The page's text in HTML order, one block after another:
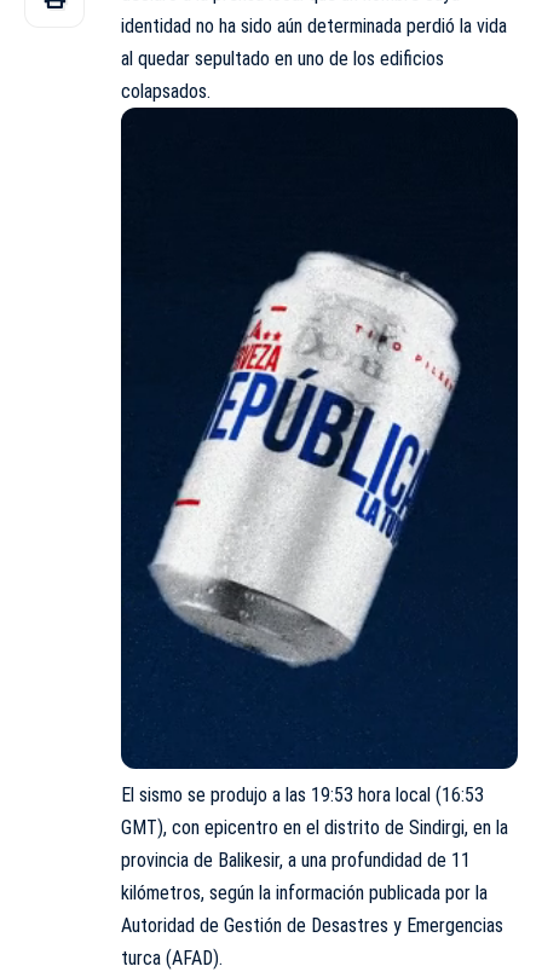
identidad no ha sido aún determinada perdió la vida
al quedar sepultado en uno de los edificios
colapsados.
El sismo se produjo a las 19:53 hora local (16:53
GMT), con epicentro en el distrito de Sindirgi, en la
provincia de Balikesir, a una profundidad de 11
kilómetros, según la información publicada por la
Autoridad de Gestión de Desastres y Emergencias
turca (AFAD).